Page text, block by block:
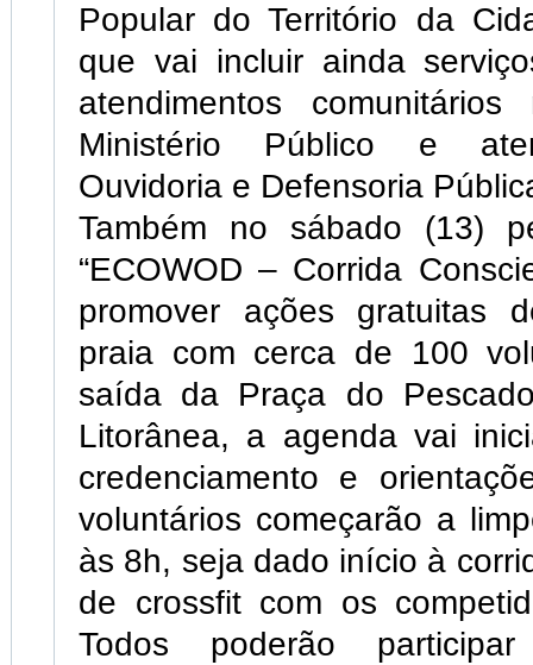
Popular do Território da
que vai incluir ainda
atendimentos
Ministério Público e
Ouvidoria e Defensoria
Também no sábado (13)
“ECOWOD – Corrida
promover ações gratuitas
praia com cerca de 100
saída da Praça do
Litorânea, a agenda vai
credenciamento e
voluntários começarão a
às 8h, seja dado início à
de crossfit com os
Todos poderão